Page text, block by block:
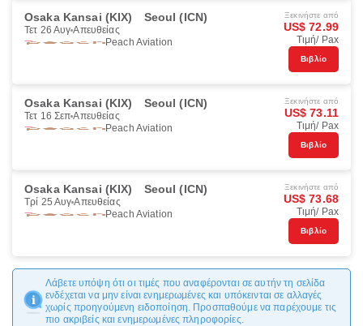
Osaka Kansai (KIX) Seoul (ICN)
Τετ 26 Αυγ Απευθείας
Peach Aviation
Ξεκινήστε από
US$ 72.99
Τιμή/ Pax
Βιβλίο
Osaka Kansai (KIX) Seoul (ICN)
Τετ 16 Σεπ Απευθείας
Peach Aviation
Ξεκινήστε από
US$ 73.11
Τιμή/ Pax
Βιβλίο
Osaka Kansai (KIX) Seoul (ICN)
Τρί 25 Αυγ Απευθείας
Peach Aviation
Ξεκινήστε από
US$ 73.68
Τιμή/ Pax
Βιβλίο
Λάβετε υπόψη ότι οι τιμές που αναφέρονται σε αυτήν τη σελίδα
ενδέχεται να μην είναι ενημερωμένες και υπόκεινται σε αλλαγές
χωρίς προηγούμενη ειδοποίηση. Προσπαθούμε να παρέχουμε τις
πιο ακριβείς και ενημερωμένες πληροφορίες.